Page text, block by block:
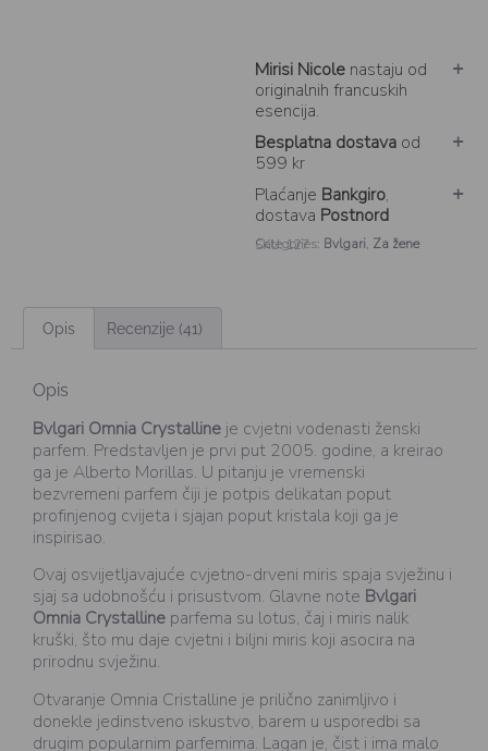
Mirisi Nicole nastaju od
originalnih francuskih
esencija.
Besplatna dostava od
599 kr
Plaćanje Bankgiro,
dostava Postnord
SKU: 127
Categories: Bvlgari, Za žene
Opis Recenzije (41)
Opis
Bvlgari Omnia Crystalline je cvjetni vodenasti ženski
parfem. Predstavljen je prvi put 2005. godine, a kreirao
ga je Alberto Morillas. U pitanju je vremenski
bezvremeni parfem čiji je potpis delikatan poput
profinjenog cvijeta i sjajan poput kristala koji ga je
inspirisao.
Ovaj osvijetljavajuće cvjetno-drveni miris spaja svježinu i
sjaj sa udobnošću i prisustvom. Glavne note Bvlgari
Omnia Crystalline parfema su lotus, čaj i miris nalik
kruški, što mu daje cvjetni i biljni miris koji asocira na
prirodnu svježinu.
Otvaranje Omnia Cristalline je prilično zanimljivo i
donekle jedinstveno iskustvo, barem u usporedbi sa
drugim popularnim parfemima. Lagan je, čist i ima malo